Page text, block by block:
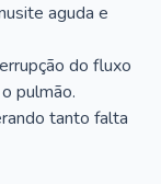
aguda e
do fluxo
pulmão.
tanto falta